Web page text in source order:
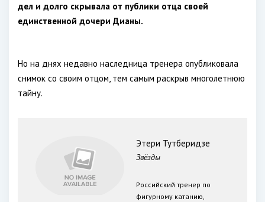
дел и долго скрывала от публики отца своей
единственной дочери Дианы.
Но на днях недавно наследница тренера опубликовала
снимок со своим отцом, тем самым раскрыв многолетнюю
тайну.
Этери Тутберидзе
Звёзды
Российский тренер по
фигурному катанию,